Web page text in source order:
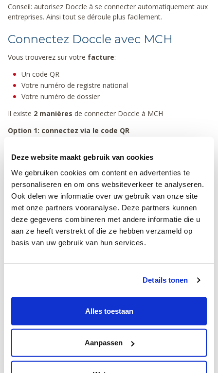
Deze website maakt gebruik van cookies
We gebruiken cookies om content en advertenties te
personaliseren en om ons websiteverkeer te analyseren.
Ook delen we informatie over uw gebruik van onze site
met onze partners vooranalyse. Deze partners kunnen
deze gegevens combineren met andere informatie die u
aan ze heeft verstrekt of die ze hebben verzameld op
basis van uw gebruik van hun services.
Details tonen
Alles toestaan
Aanpassen
Conseil: autorisez Doccle à se connecter automatiquement aux
entreprises. Ainsi tout se déroule plus facilement.
Connectez Doccle avec MCH
Vous trouverez sur votre facture:
Un code QR
Votre numéro de registre national
Votre numéro de dossier
Il existe 2 manières de connecter Doccle à MCH
Option 1: connectez via le code QR
Connectez-vous ou créez un compte Doccle.
Vos futures factures MCH apparaissent automatiquement
en Doccle.
Option 2: connectez avec numéro de registre national et
numéro de dossier
Connecez-vous à l’application Doccle.
Naviguez vers le menu ‘connections'.
Si vous voyez une proposition du MCH? Clicquez sur
’ et ‘Ajouter
CherchezMCH–Medisch Centrum voor
Complétez votre numéro de registre national et votre
Vos futures factures MCH apparaissent automatiquement
en Doccle.